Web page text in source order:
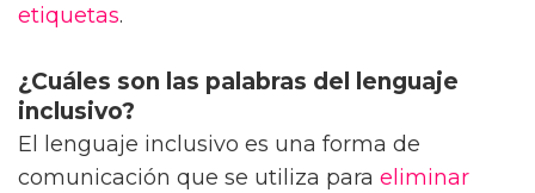
etiquetas.
¿Cuáles son las palabras del lenguaje
inclusivo?
El lenguaje inclusivo es una forma de
comunicación que se utiliza para eliminar